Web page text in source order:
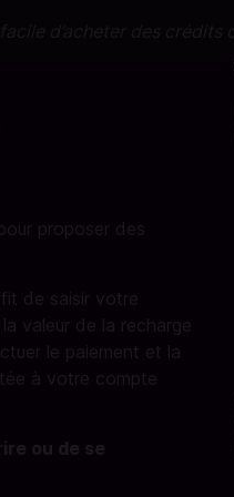
proposer des
de saisir votre
valeur de la recharge
le paiement et la
à votre compte
ou de se